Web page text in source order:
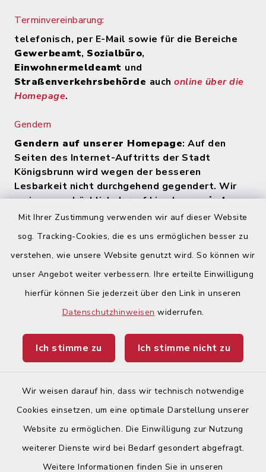
Mit Ihrer Zustimmung verwenden wir auf dieser Website
sog. Tracking-Cookies, die es uns ermöglichen besser zu
verstehen, wie unsere Website genutzt wird. So können wir
unser Angebot weiter verbessern. Ihre erteilte Einwilligung
hierfür können Sie jederzeit über den Link in unseren
Datenschutzhinweisen widerrufen.
Ich stimme zu Ich stimme nicht zu
Wir weisen darauf hin, dass wir technisch notwendige
Cookies einsetzen, um eine optimale Darstellung unserer
Website zu ermöglichen. Die Einwilligung zur Nutzung
weiterer Dienste wird bei Bedarf gesondert abgefragt.
Weitere Informationen finden Sie in unseren
Terminvereinbarung:
telefonisch, per E-Mail sowie für die Bereiche
Gewerbeamt, Sozialbüro,
Einwohnermeldeamt und
Straßenverkehrsbehörde auch online über die
Homepage.
Gendern
Gendern auf unserer Homepage: Auf den
Seiten des Internet-Auftritts der Stadt
Königsbrunn wird wegen der besseren
Lesbarkeit nicht durchgehend gegendert. Wir
weisen ausdrücklich darauf hin, dasszu jeder
Zeit alle Geschlechter (m/w/d) angesprochen
Quicklinks
Begegnungsland Lech-Wertach
Ticketportal